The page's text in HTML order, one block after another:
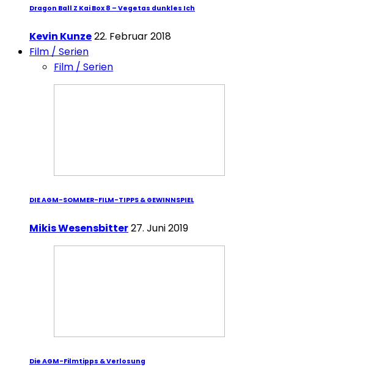
Dragon Ball Z Kai Box 8 – Vegetas dunkles Ich
Kevin Kunze22. Februar 2018
Film / Serien
Film / Serien
DIE AGM-SOMMER-FILM-TIPPS & GEWINNSPIEL
Mikis Wesensbitter27. Juni 2019
Die AGM-Filmtipps & Verlosung